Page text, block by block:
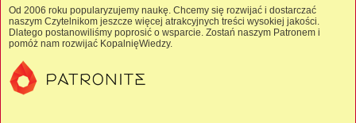
Od 2006 roku popularyzujemy naukę. Chcemy się rozwijać i dostarczać
naszym Czytelnikom jeszcze więcej atrakcyjnych treści wysokiej jakości.
Dlatego postanowiliśmy poprosić o wsparcie. Zostań naszym Patronem i
pomóż nam rozwijać KopalnięWiedzy.